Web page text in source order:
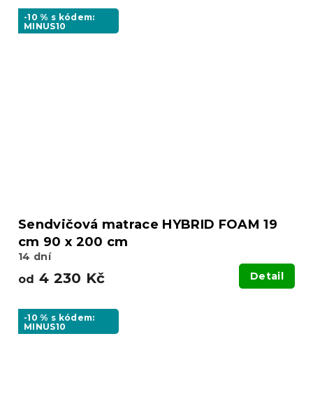
-10 % s kódem:
MINUS10
Sendvičová matrace HYBRID FOAM 19
cm 90 x 200 cm
14 dní
od 4 230 Kč Detail
-10 % s kódem:
MINUS10